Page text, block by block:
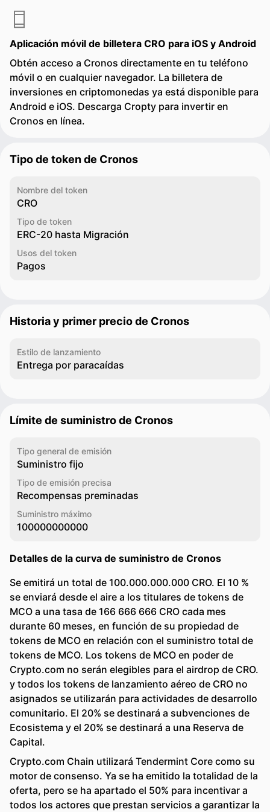
Aplicación móvil de billetera CRO para iOS y Android
Obtén acceso a Cronos directamente en tu teléfono
móvil o en cualquier navegador. La billetera de
inversiones en criptomonedas ya está disponible para
Android e iOS. Descarga Cropty para invertir en
Cronos en línea.
Tipo de token de Cronos
Nombre del token
CRO
Tipo de token
ERC-20 hasta Migración
Usos del token
Pagos
Historia y primer precio de Cronos
Estilo de lanzamiento
Entrega por paracaídas
Límite de suministro de Cronos
Tipo general de emisión
Suministro fijo
Tipo de emisión precisa
Recompensas preminadas
Suministro máximo
100000000000
Detalles de la curva de suministro de Cronos
Se emitirá un total de 100.000.000.000 CRO. El 10 %
se enviará desde el aire a los titulares de tokens de
MCO a una tasa de 166 666 666 CRO cada mes
durante 60 meses, en función de su propiedad de
tokens de MCO en relación con el suministro total de
tokens de MCO. Los tokens de MCO en poder de
Crypto.com no serán elegibles para el airdrop de CRO.
y todos los tokens de lanzamiento aéreo de CRO no
asignados se utilizarán para actividades de desarrollo
comunitario. El 20% se destinará a subvenciones de
Ecosistema y el 20% se destinará a una Reserva de
Capital.
Crypto.com Chain utilizará Tendermint Core como su
motor de consenso. Ya se ha emitido la totalidad de la
oferta, pero se ha apartado el 50% para incentivar a
todos los actores que prestan servicios a garantizar la